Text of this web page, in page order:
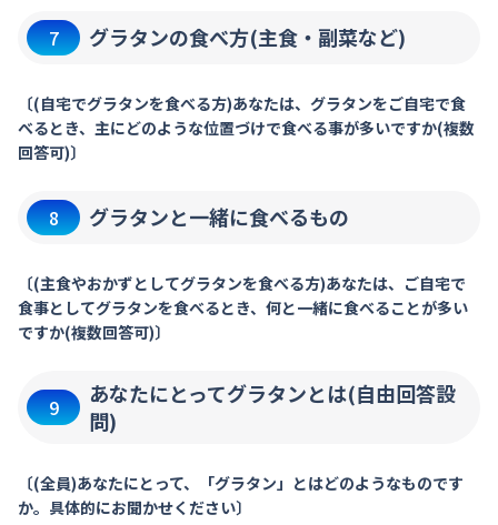
7 グラタンの食べ方(主食・副菜など)
〔(自宅でグラタンを食べる方)あなたは、グラタンをご自宅で食
べるとき、主にどのような位置づけで食べる事が多いですか(複数
回答可)〕
8 グラタンと一緒に食べるもの
〔(主食やおかずとしてグラタンを食べる方)あなたは、ご自宅で
食事としてグラタンを食べるとき、何と一緒に食べることが多い
ですか(複数回答可)〕
9
あなたにとってグラタンとは(自由回答設
問)
〔(全員)あなたにとって、「グラタン」とはどのようなものです
か。具体的にお聞かせください〕